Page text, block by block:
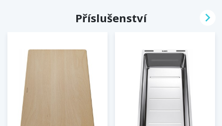
Příslušenství 